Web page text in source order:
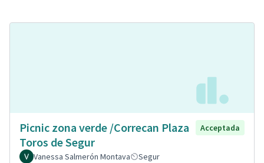
Picnic zona verde /Correcan Plaza
Toros de Segur
Acceptada
Vanessa Salmerón Montava
Segur